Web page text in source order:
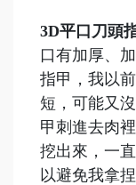
3D平口刀頭
口有加厚、
指甲，我以
短，可能又
甲刺進去肉
挖出來，一
以避免我拿